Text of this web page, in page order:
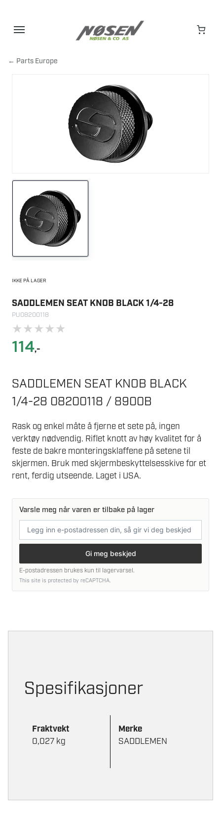
← Parts Europe
IKKE PÅ LAGER
SADDLEMEN SEAT KNOB BLACK 1/4-28
PU08200118
★★★★★
114,-
SADDLEMEN SEAT KNOB BLACK
1/4-28 08200118 / 8900B
Rask og enkel måte å fjerne et sete på, ingen
verktøy nødvendig. Riflet knott av høy kvalitet for å
feste de bakre monteringsklaffene på setene til
skjermen. Bruk med skjermbeskyttelsesskive for et
rent, ferdig utseende. Laget i USA.
Varsle meg når varen er tilbake på lager
postadresse
Gi meg beskjed
E-postadressen brukes kun til lagervarsel.
This site is protected by reCAPTCHA.
Spesifikasjoner
Fraktvekt
0,027 kg
Merke
SADDLEMEN